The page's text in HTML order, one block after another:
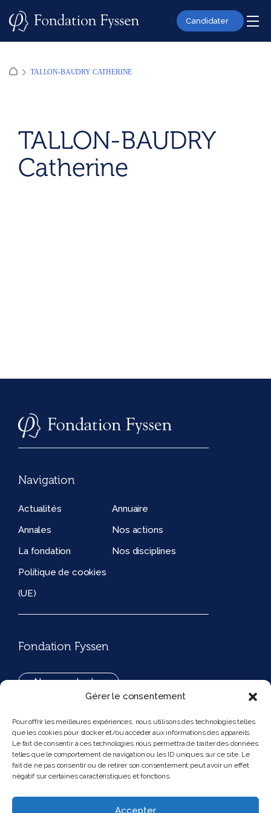
Gérer le consentement
Pour offrir les meilleures expériences, nous utilisons des technologies telles
que les cookies pour stocker et/ou accéder aux informations des appareils.
Le fait de consentir à ces technologies nous permettra de traiter des données
telles que le comportement de navigation ou les ID uniques sur ce site. Le
fait de ne pas consentir ou de retirer son consentement peut avoir un effet
négatif sur certaines caractéristiques et fonctions.
Accepter
Candidater
TALLON-BAUDRY CATHERINE
TALLON-BAUDRY
Catherine
Navigation
Actualités
Annuaire
Annales
Nos actions
La fondation
Nos disciplines
Politique de cookies
(UE)
Fondation Fyssen
Nous contacter
194, rue de Rivoli 75001 Paris France
Nous suivre